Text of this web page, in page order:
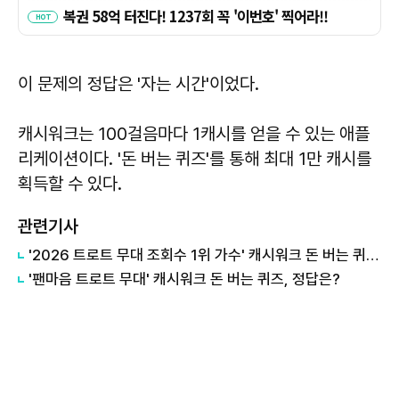
이 문제의 정답은 '자는 시간'이었다.
캐시워크는 100걸음마다 1캐시를 얻을 수 있는 애플
리케이션이다. '돈 버는 퀴즈'를 통해 최대 1만 캐시를
획득할 수 있다.
관련기사
'2026 트로트 무대 조회수 1위 가수' 캐시워크 돈 버는 퀴즈, 정답은?
'팬마음 트로트 무대' 캐시워크 돈 버는 퀴즈, 정답은?